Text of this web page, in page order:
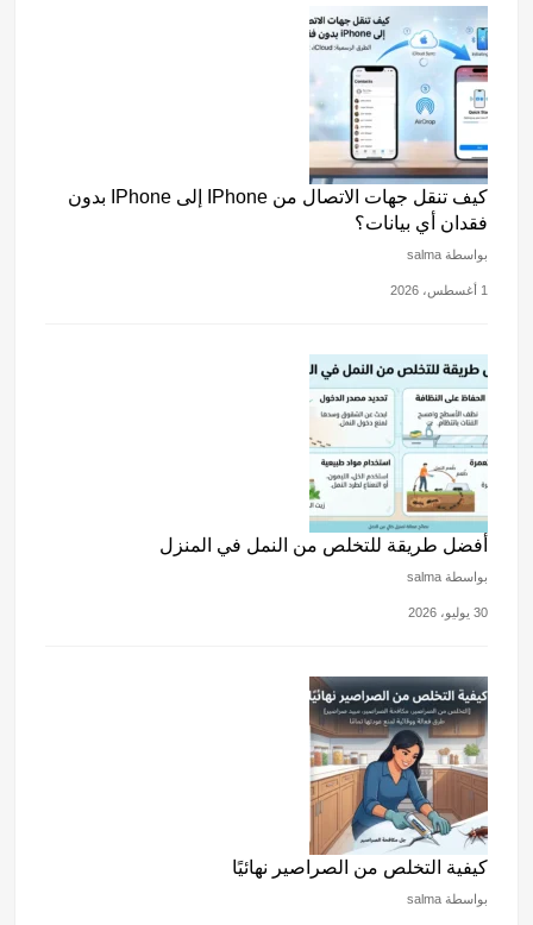
كيف تنقل جهات الاتصال من IPhone إلى IPhone بدون
فقدان أي بيانات؟
بواسطة salma
1 أغسطس، 2026
أفضل طريقة للتخلص من النمل في المنزل
بواسطة salma
30 يوليو، 2026
كيفية التخلص من الصراصير نهائيًا
بواسطة salma